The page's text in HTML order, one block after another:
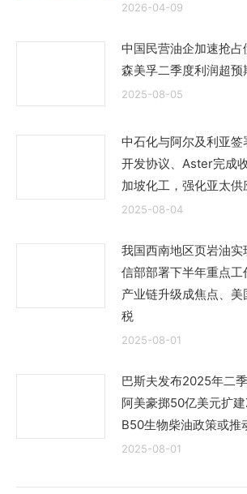
2026-04-09
中国民营油企加速抢
森美孚二季度利润超
2025-08-05
中石化与阿尔及利亚
开发协议、Aster完成
加坡化工，强化亚太供
2025-08-04
我国西南地区页岩油
信部部署下半年重点
产业链升级成焦点、
税
2025-08-01
巴斯夫发布2025年二
阿美豪掷50亿美元扩
B50生物柴油政策或推
2025-08-01